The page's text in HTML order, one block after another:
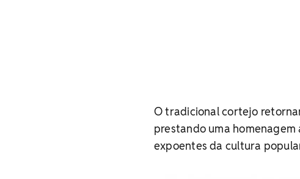
O tradicional cortejo
prestando uma homenagem
expoentes da cultura